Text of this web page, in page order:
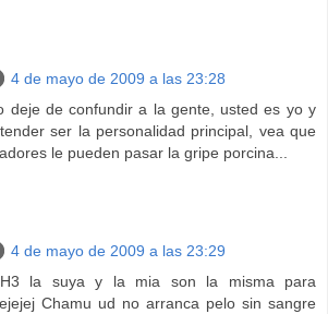
4 de mayo de 2009 a las 23:28
deje de confundir a la gente, usted es yo y
ser la personalidad principal, vea que
le pueden pasar la gripe porcina...
4 de mayo de 2009 a las 23:29
la suya y la mia son la misma para
Chamu ud no arranca pelo sin sangre